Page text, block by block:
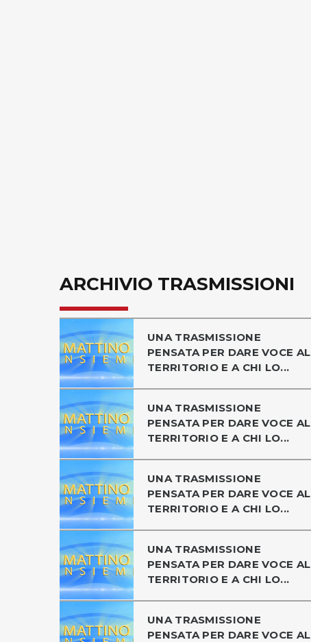
ARCHIVIO TRASMISSIONI
UNA TRASMISSIONE
PENSATA PER DARE VOCE AL
TERRITORIO E A CHI LO...
UNA TRASMISSIONE
PENSATA PER DARE VOCE AL
TERRITORIO E A CHI LO...
UNA TRASMISSIONE
PENSATA PER DARE VOCE AL
TERRITORIO E A CHI LO...
UNA TRASMISSIONE
PENSATA PER DARE VOCE AL
TERRITORIO E A CHI LO...
UNA TRASMISSIONE
PENSATA PER DARE VOCE AL